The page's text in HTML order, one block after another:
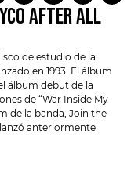
AFTER ALL
de estudio de la
en 1993. El álbum
álbum debut de la
de “War Inside My
de la banda, Join the
lanzó anteriormente